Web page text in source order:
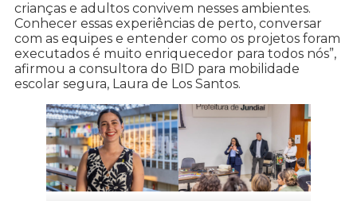
crianças e adultos convivem nesses ambientes.
Conhecer essas experiências de perto, conversar
com as equipes e entender como os projetos foram
executados é muito enriquecedor para todos nós”,
afirmou a consultora do BID para mobilidade
escolar segura, Laura de Los Santos.